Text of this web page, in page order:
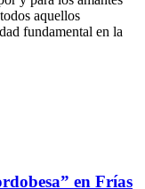
aquellos
fundamental en la
en Frías